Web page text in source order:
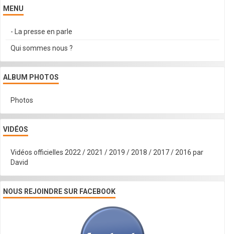
MENU
- La presse en parle
Qui sommes nous ?
ALBUM PHOTOS
Photos
VIDÉOS
Vidéos officielles 2022 / 2021 / 2019 / 2018 / 2017 / 2016 par
David
NOUS REJOINDRE SUR FACEBOOK